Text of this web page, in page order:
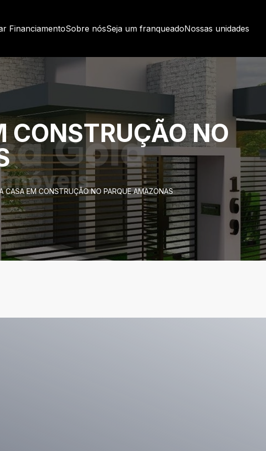
FinanciamentoSobre nósSeja um franqueadoNossas unidades
CONSTRUÇÃO NO
CASA EM CONSTRUÇÃO NO PARQUE AMAZONAS